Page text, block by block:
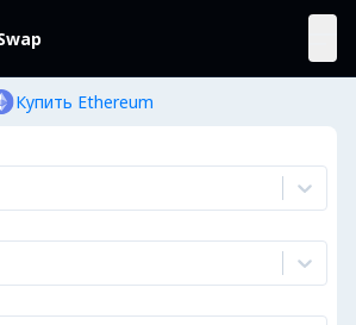
Купить Ethereum